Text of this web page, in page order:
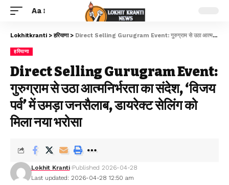
Aa
Lokhitkranti >हरियाणा> Direct Selling Gurugram Event: गुरुग्राम से उठा आत्मनिर्भरता का संदेश, ‘विजय पर्व’ में उमड़ा जनसैलाब, डायरेक्ट सेलिंग को मिला नया भरोसा
हरियाणा
Direct Selling Gurugram Event:
गुरुग्राम से उठा आत्मनिर्भरता का संदेश, ‘विजय
पर्व’ में उमड़ा जनसैलाब, डायरेक्ट सेलिंग को
मिला नया भरोसा
Last updated: 2026-04-28 12:50 am
Lokhit Kranti Published 2026-04-28